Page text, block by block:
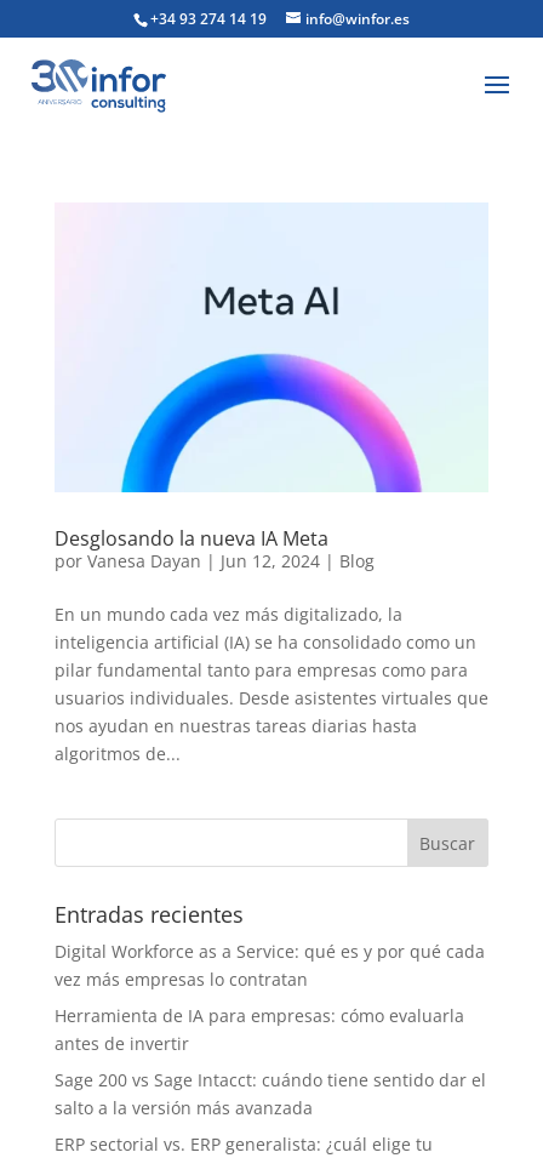
+34 93 274 14 19 info@winfor.es
Desglosando la nueva IA Meta
por Vanesa Dayan | Jun 12, 2024| Blog
En un mundo cada vez más digitalizado, la
inteligencia artificial (IA) se ha consolidado como un
pilar fundamental tanto para empresas como para
usuarios individuales. Desde asistentes virtuales que
nos ayudan en nuestras tareas diarias hasta
algoritmos de...
Entradas recientes
Digital Workforce as a Service: qué es y por qué cada
vez más empresas lo contratan
Herramienta de IA para empresas: cómo evaluarla
antes de invertir
Sage 200 vs Sage Intacct: cuándo tiene sentido dar el
salto a la versión más avanzada
ERP sectorial vs. ERP generalista: ¿cuál elige tu